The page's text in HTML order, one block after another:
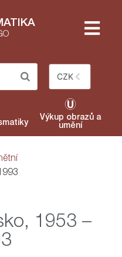
CZK
Výkup obrazů a
umění
1953 –